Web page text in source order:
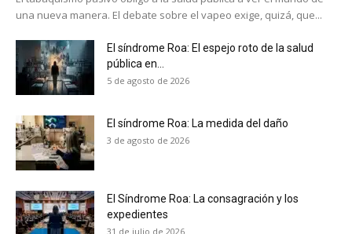
una nueva manera. El debate sobre el vapeo exige, quizá, que...
El síndrome Roa: El espejo roto de la salud
pública en...
5 de agosto de 2026
El síndrome Roa: La medida del daño
3 de agosto de 2026
El Síndrome Roa: La consagración y los
expedientes
31 de julio de 2026